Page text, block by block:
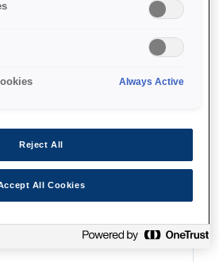
Функції
screen
Always Active
Reject All
All Cookies